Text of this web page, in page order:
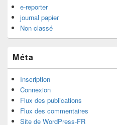
e-reporter
journal papier
Non classé
Méta
Inscription
Connexion
Flux des publications
Flux des commentaires
Site de WordPress-FR